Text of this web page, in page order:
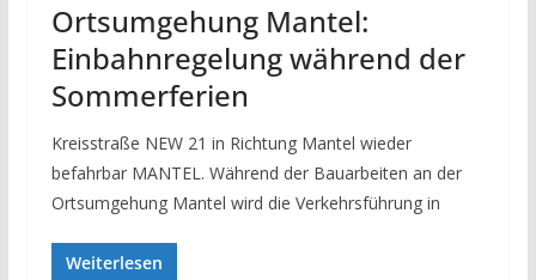
Ortsumgehung Mantel:
Einbahnregelung während der
Sommerferien
Kreisstraße NEW 21 in Richtung Mantel wieder
befahrbar MANTEL. Während der Bauarbeiten an der
Ortsumgehung Mantel wird die Verkehrsführung in
Weiterlesen